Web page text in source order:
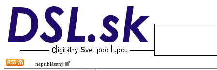
neprihlásený